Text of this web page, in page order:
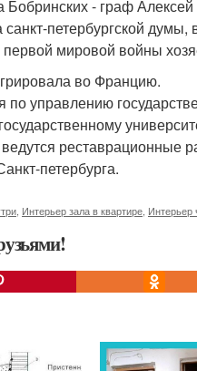
- граф
петербургской
мировой войны
во Францию.
управлению
реставрационные
петербурга.
Интерьер зала в квартире Интерьер